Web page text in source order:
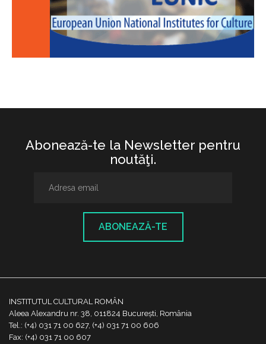
Abonează-te la Newsletter pentru
noutăţi.
ABONEAZĂ-TE
INSTITUTUL CULTURAL ROMÂN
Aleea Alexandru nr. 38, 011824 București, România
Tel.: (+4) 031 71 00 627, (+4) 031 71 00 606
Fax: (+4) 031 71 00 607